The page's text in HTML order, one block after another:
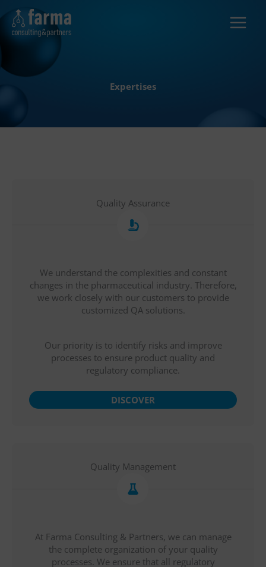
to
content
Expertises
Quality Assurance
We understand the complexities and constant
changes in the pharmaceutical industry. Therefore,
we work closely with our customers to provide
customized QA solutions.
Our priority is to identify risks and improve
processes to ensure product quality and
regulatory compliance.
DISCOVER
Quality Management
At Farma Consulting & Partners, we can manage
the complete organization of your quality
processes. We ensure that all regulatory